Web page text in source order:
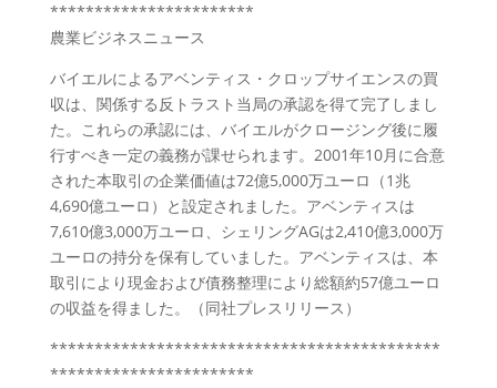
***********************
農業ビジネスニュース
バイエルによるアベンティス・クロップサイエンスの買
収は、関係する反トラスト当局の承認を得て完了しまし
た。これらの承認には、バイエルがクロージング後に履
行すべき一定の義務が課せられます。2001年10月に合意
された本取引の企業価値は72億5,000万ユーロ（1兆
4,690億ユーロ）と設定されました。アベンティスは
7,610億3,000万ユーロ、シェリングAGは2,410億3,000万
ユーロの持分を保有していました。アベンティスは、本
取引により現金および債務整理により総額約57億ユーロ
の収益を得ました。（同社プレスリリース）
********************************************
***********************